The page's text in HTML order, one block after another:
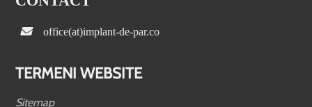
office(at)implant-de-par.co
TERMENI WEBSITE
Sitemap